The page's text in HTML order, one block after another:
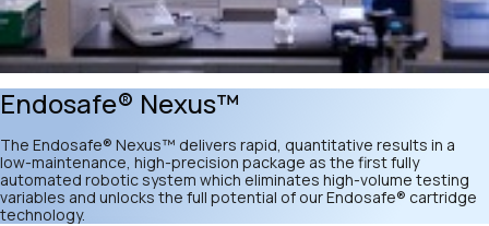
Endosafe® Nexus™
The Endosafe® Nexus™ delivers rapid, quantitative results in a
low-maintenance, high-precision package as the first fully
automated robotic system which eliminates high-volume testing
variables and unlocks the full potential of ourEndosafe® cartridge
technology.